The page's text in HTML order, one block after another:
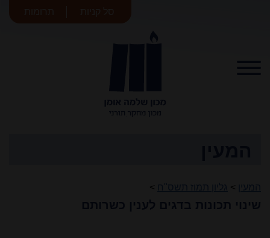
>
>